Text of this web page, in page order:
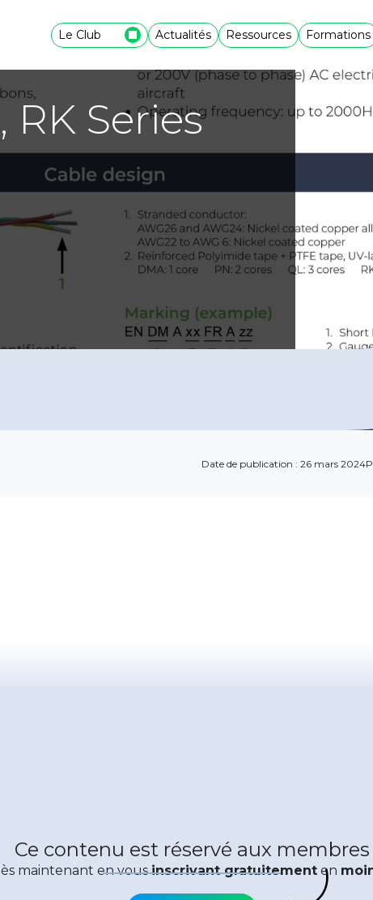
Le Club Actualités Ressources Formations
RK Series
Ce contenu est réservé aux membres
maintenant en vousinscrivant gratuitement en
Date de publication : 26 mars 2024